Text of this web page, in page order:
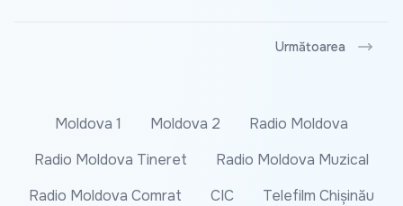
Următoarea
Moldova 1 Moldova 2
Radio Moldova
Radio Moldova Tineret
Radio Moldova Muzical
Radio Moldova Comrat
CIC
Telefilm Chișinău